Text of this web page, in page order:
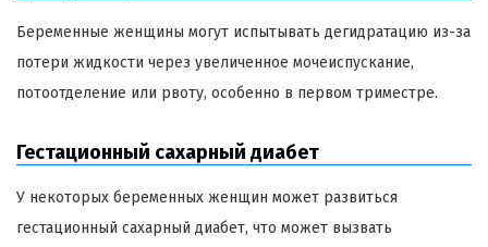
Беременные женщины могут испытывать дегидратацию из-за
потери жидкости через увеличенное мочеиспускание,
потоотделение или рвоту, особенно в первом триместре.
Гестационный сахарный диабет
У некоторых беременных женщин может развиться
гестационный сахарный диабет, что может вызвать